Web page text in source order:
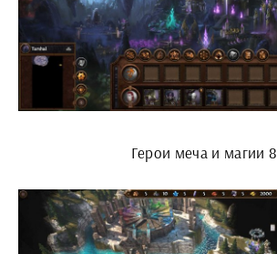
Герои меча и магии 8